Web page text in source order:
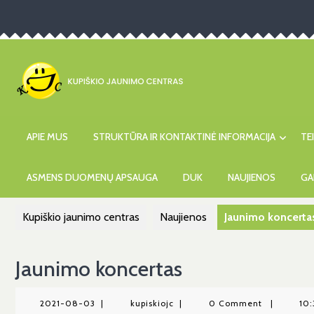
APIE MUS STRUKTŪRA IR KONTAKTINĖ INFORMACIJA
ASMENS DUOMENŲ APSAUGA DUK NAUJIENOS
Kupiškio jaunimo centras Naujienos Jaunimo
Jaunimo koncertas
2021-08-03 2021-
| kupiskiojckupiskiojc
| 0 Comment |